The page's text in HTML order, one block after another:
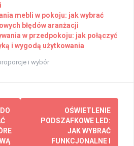
mebli w pokoju: jak wybrać
błędów aranżacji
w przedpokoju: jak połączyć
i wygodą użytkowania
i wybór
OŚWIETLENIE
PODSZAFKOWE LED:
JAK WYBRAĆ
FUNKCJONALNE I